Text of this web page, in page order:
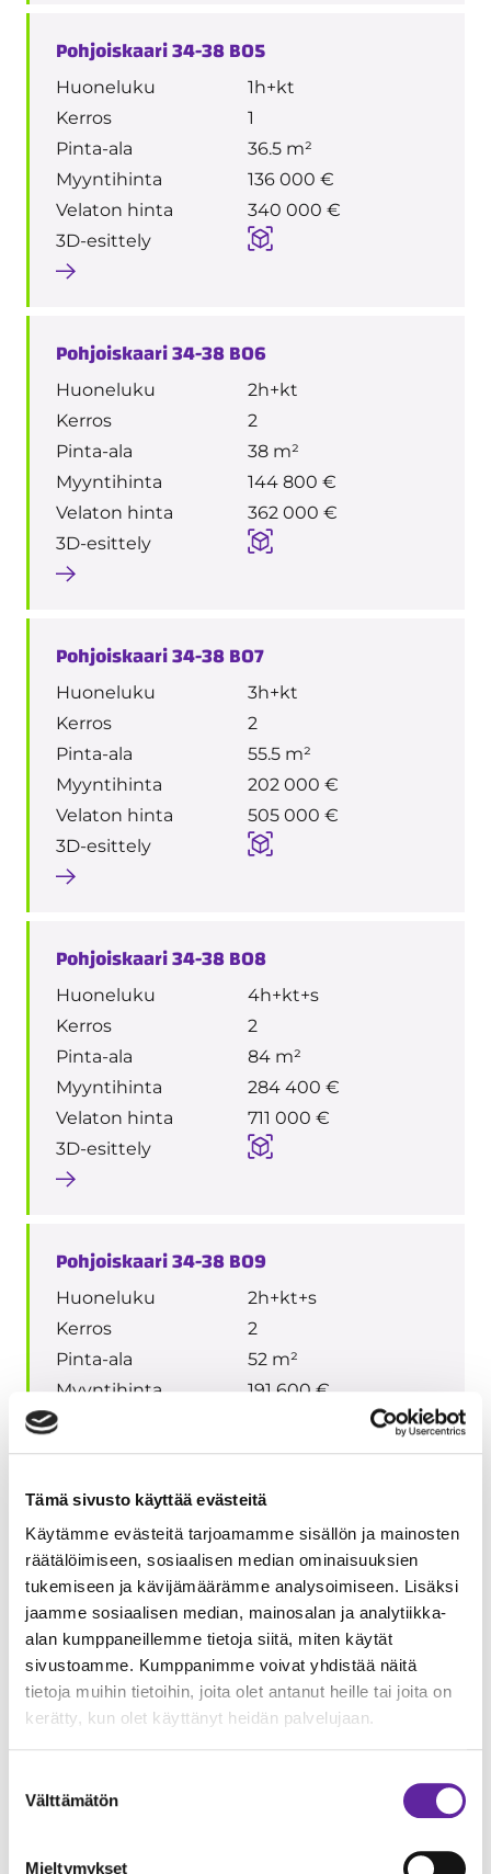
Tämä sivusto käyttää evästeitä
Käytämme evästeitä tarjoamamme sisällön ja mainosten
räätälöimiseen, sosiaalisen median ominaisuuksien
tukemiseen ja kävijämäärämme analysoimiseen. Lisäksi
jaamme sosiaalisen median, mainosalan ja analytiikka-
alan kumppaneillemme tietoja siitä, miten käytät
sivustoamme. Kumppanimme voivat yhdistää näitä
tietoja muihin tietoihin, joita olet antanut heille tai joita on
kerätty, kun olet käyttänyt heidän palvelujaan.
valinta
Välttämätön
Mieltymykset
Pohjoiskaari 34-38 B05
Huoneluku
1h+kt
Kerros
1
Pinta-ala
36.5 m²
Myyntihinta
136 000 €
Velaton hinta
340 000 €
3D-esittely
Pohjoiskaari 34-38 B06
Huoneluku
2h+kt
Kerros
2
Pinta-ala
38 m²
Myyntihinta
144 800 €
Velaton hinta
362 000 €
3D-esittely
Pohjoiskaari 34-38 B07
Huoneluku
3h+kt
Kerros
2
Pinta-ala
55.5 m²
Myyntihinta
202 000 €
Velaton hinta
505 000 €
3D-esittely
Pohjoiskaari 34-38 B08
Huoneluku
4h+kt+s
Kerros
2
Pinta-ala
84 m²
Myyntihinta
284 400 €
Velaton hinta
711 000 €
3D-esittely
Pohjoiskaari 34-38 B09
Huoneluku
2h+kt+s
Kerros
2
Pinta-ala
52 m²
Myyntihinta
191 600 €
Velaton hinta
3D-esittely
Pohjoiskaari 34-38 B10
Huoneluku
Kerros
2
Pinta-ala
33 m²
Myyntihinta
122 800 €
Velaton hinta
307 000 €